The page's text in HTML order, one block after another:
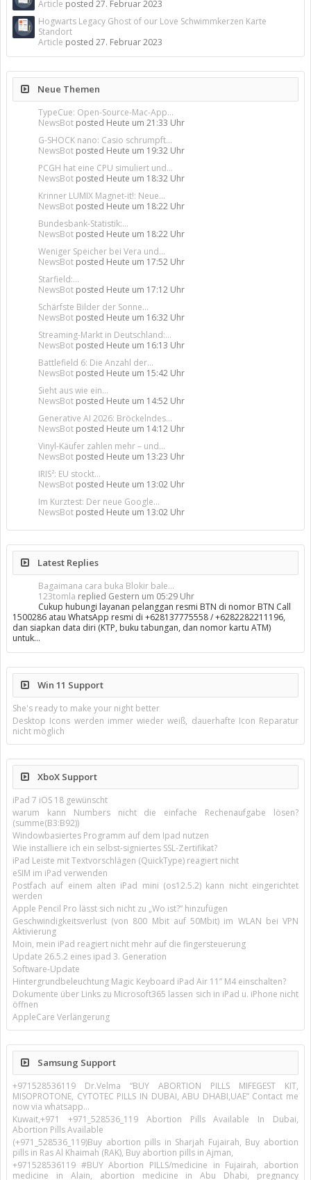
Article posted 27. Februar 2023
Hogwarts Legacy Ghost of our Love Schwimmkerzen Karte
Standort
Article posted 27. Februar 2023
Neue Themen
TypeCue: Open-Source-Mac-App...
NewsBot posted Heute um 21:33 Uhr
G-SHOCK nano: Casio schrumpft...
NewsBot posted Heute um 19:32 Uhr
PCGH hat eine CPU simuliert und...
NewsBot posted Heute um 18:32 Uhr
Krinner LUMIX Magnet-it!: Neue...
NewsBot posted Heute um 18:22 Uhr
Bundesbank-Statistik:...
NewsBot posted Heute um 18:22 Uhr
Weniger Speicher bei Vera und...
NewsBot posted Heute um 17:52 Uhr
Starfield:...
NewsBot posted Heute um 17:12 Uhr
Schärfste Bilder der Sonne...
NewsBot posted Heute um 16:32 Uhr
Streaming-Markt in Deutschland:...
NewsBot posted Heute um 16:13 Uhr
Battlefield 6: Die Anzahl der...
NewsBot posted Heute um 15:42 Uhr
Sieht aus wie ein...
NewsBot posted Heute um 14:52 Uhr
Generative AI 2026: Bröckelndes...
NewsBot posted Heute um 14:12 Uhr
Vinyl-Käufer zahlen mehr – und...
NewsBot posted Heute um 13:23 Uhr
IRIS²: EU stockt...
NewsBot posted Heute um 13:02 Uhr
Im Kurztest: Der neue Google...
NewsBot posted Heute um 13:02 Uhr
Latest Replies
Bagaimana cara buka Blokir bale...
123tomla replied Gestern um 05:29 Uhr
Cukup hubungi layanan pelanggan resmi BTN di nomor BTN Call
1500286 atau WhatsApp resmi di +628137775558 / +6282282211196,
dan siapkan data diri (KTP, buku tabungan, dan nomor kartu ATM)
untuk…
Win 11 Support
She's ready to make your night better
Desktop Icons werden immer wieder weiß, dauerhafte Icon Reparatur
nicht möglich
XboX Support
iPad 7 iOS 18 gewünscht
warum kann Numbers nicht die einfache Rechenaufgabe lösen?
(summe(B3:B92))
Windowbasiertes Programm auf dem Ipad nutzen
Wie installiere ich ein selbst-signiertes SSL-Zertifikat?
iPad Leiste mit Textvorschlägen (QuickType) reagiert nicht
eSIM im iPad verwenden
Postfach auf einem alten iPad mini (os12.5.2) kann nicht eingerichtet
werden
Apple Pencil Pro lässt sich nicht zu „Wo ist?“ hinzufügen
Geschwindigkeitsverlust (von 800 Mbit auf 50Mbit) im WLAN bei VPN
Aktivierung
Moin, mein iPad reagiert nicht mehr auf die fingersteuerung
Update 26.5.2 eines ipad 3. Generation
Software-Update
Hintergrundbeleuchtung Magic Keyboard iPad Air 11’’ M4 einschalten?
Dokumente über Links zu Microsoft365 lassen sich in iPad u. iPhone nicht
öffnen
AppleCare Verlängerung
Samsung Support
+971528536119 Dr.Velma “BUY ABORTION PILLS MIFEGEST KIT,
MISOPROTONE, CYTOTEC PILLS IN DUBAI, ABU DHABI,UAE” Contact me
now via whatsapp…
Kuwait,+971 +971_528536_119 Abortion Pills Available In Dubai,
Abortion Pills Available
(+971_528536_119)Buy abortion pills in Sharjah Fujairah, Buy abortion
pills in Ras Al Khaimah (RAK), Buy abortion pills in Ajman,
+971528536119 #BUY Abortion PILLS/medicine in Fujairah, abortion
medicine in Alain, abortion medicine in Abu Dhabi, pregnancy